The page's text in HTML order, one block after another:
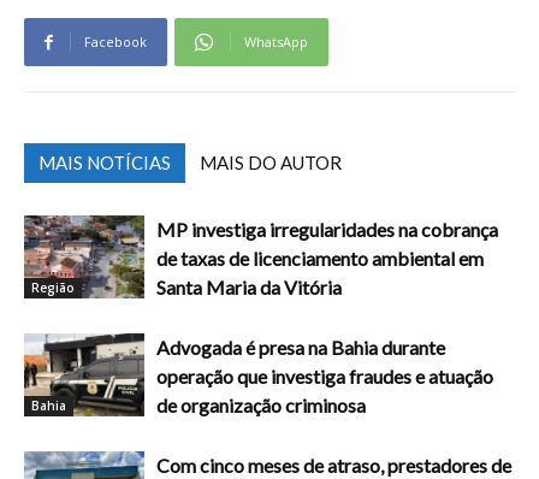
Facebook WhatsApp
MAIS NOTÍCIAS MAIS DO AUTOR
Região
MP investiga irregularidades na cobrança
de taxas de licenciamento ambiental em
Santa Maria da Vitória
Bahia
Advogada é presa na Bahia durante
operação que investiga fraudes e atuação
de organização criminosa
Com cinco meses de atraso, prestadores de